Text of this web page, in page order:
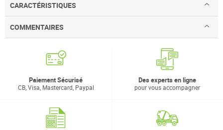
CARACTÉRISTIQUES
COMMENTAIRES
Paiement Sécurisé
CB, Visa, Mastercard, Paypal
Des experts en ligne
pour vous accompagner